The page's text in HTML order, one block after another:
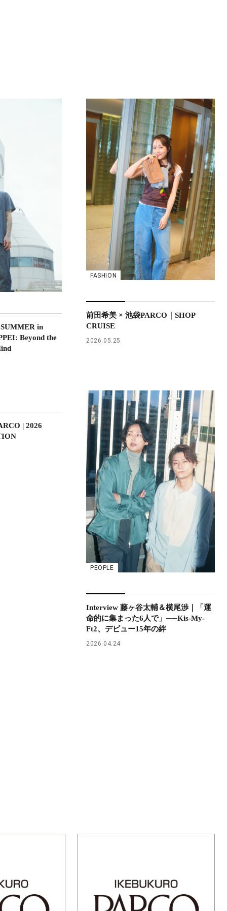
in
Beyond the
FASHION
前田希美 × 池袋PARCO｜SHOP
CRUISE
2026.05.25
| 2026
PEOPLE
Interview 藤ヶ谷太輔＆横尾渉｜「運
命的に集まった6人で」──Kis-My-
Ft2、デビュー15年の絆
2026.04.24